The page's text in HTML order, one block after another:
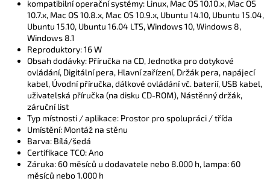
kompatibilní operační systémy: Linux, Mac OS 10.10.x, Mac OS
10.7.x, Mac OS 10.8.x, Mac OS 10.9.x, Ubuntu 14.10, Ubuntu 15.04,
Ubuntu 15.10, Ubuntu 16.04 LTS, Windows 10, Windows 8,
Windows 8.1
Reproduktory: 16 W
Obsah dodávky: Příručka na CD, Jednotka pro dotykové
ovládání, Digitální pera, Hlavní zařízení, Držák pera, napájecí
kabel, Úvodní příručka, dálkové ovládání vč. baterií, USB kabel,
uživatelská příručka (na disku CD-ROM), Nástěnný držák,
záruční list
Typ místnosti / aplikace: Prostor pro spolupráci / třída
Umístění: Montáž na stěnu
Barva: Bílá/šedá
Certifikace TCO: Ano
Záruka: 60 měsíců u dodavatele nebo 8.000 h, lampa: 60
měsíců nebo 1.000 h